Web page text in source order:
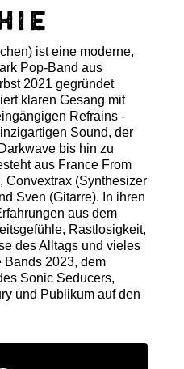
ist eine moderne,
Pop-Band aus
2021 gegründet
klaren Gesang mit
Refrains -
Sound, der
bis hin zu
aus France From
Convextrax (Synthesizer
Sven (Gitarre). In ihren
aus dem
Rastlosigkeit,
des Alltags und vieles
Bands 2023, dem
Sonic Seducers,
und Publikum auf den